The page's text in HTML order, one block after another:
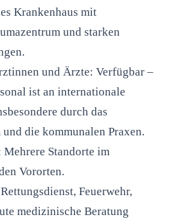
Krankenhaus mit
und starken
und Ärzte: Verfügbar –
ist an internationale
durch das
die kommunalen Praxen.
Standorte im
Vororten.
Feuerwehr,
medizinische Beratung